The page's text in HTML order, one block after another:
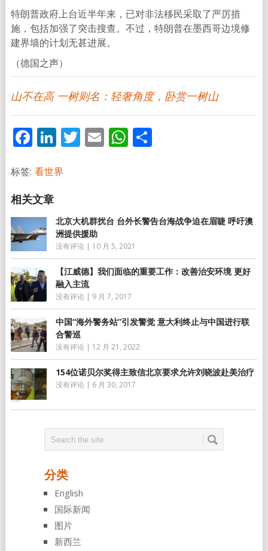
特朗普政府上台近半年来，已对非法移民采取了严厉措
施，包括加强了突击搜查。不过，特朗普在墨西哥边境修
建界墙的计划无甚进展。
（德国之声）
山不在高 一树则名：轻奢角度，卧赏一树山
Facebook
LinkedIn
Twitter
EmailWhatsApp
分
标签: 看世界
北京大机群扰台 台外长警告台海战争迫在眉睫 呼吁澳
洲提供援助
没有评论 | 10 月 5, 2021
【江威德】我们面临的重要工作：改善治安环境 更好
融入主流
没有评论 | 9 月 7, 2017
中国“海外警务站”引发警觉 意大利终止与中国进行联
合警巡
没有评论 | 12 月 21, 2022
154位诺贝尔奖得主致信北京要求允许刘晓波赴美治疗
没有评论 | 6 月 30, 2017
分类
English
国际新闻
图片
新西兰